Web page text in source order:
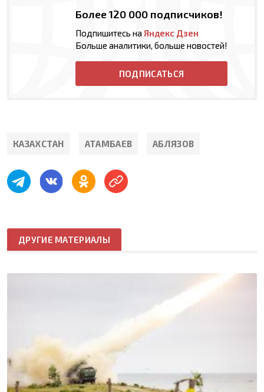
Более 120 000 подписчиков!
Подпишитесь на Яндекс Дзен
Больше аналитики, больше новостей!
ПОДПИСАТЬСЯ
КАЗАХСТАН АТАМБАЕВ АБЛЯЗОВ
ДРУГИЕ МАТЕРИАЛЫ